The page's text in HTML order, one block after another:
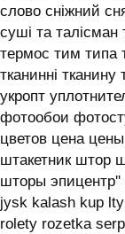
слово сніжний
суші та
термос тим типа
тканинні тканину
укропт
фотообои
цветов цена
штакетник штор
шторы
jysk kalash kup
rolety rozetka